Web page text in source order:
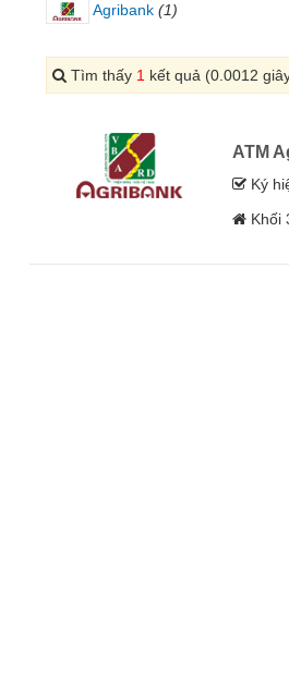
Agribank (1)
Tìm thấy 1 kết quả (0.0012
ATM
Ký
Khối